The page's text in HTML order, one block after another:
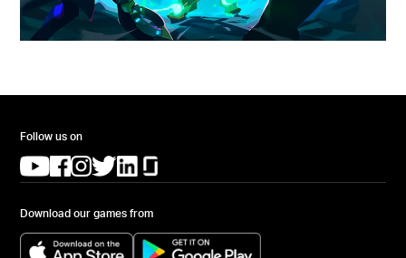
Follow us on
(opens in a new tab)
(opens in a new tab)
(opens in a new tab)
(opens in a new tab)
(opens in a new tab)
Download our games from
(opens in a new tab) (opens in a new tab)